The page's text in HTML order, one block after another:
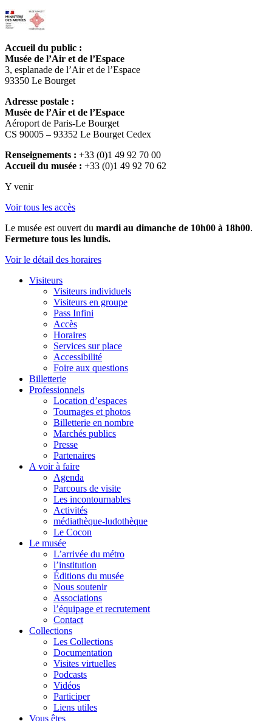
Accueil du public :
Musée de l’Air et de l’Espace
3, esplanade de l’Air et de l’Espace
93350 Le Bourget
Adresse postale :
Musée de l’Air et de l’Espace
Aéroport de Paris-Le Bourget
CS 90005 – 93352 Le Bourget Cedex
Renseignements : +33 (0)1 49 92 70 00
Accueil du musée : +33 (0)1 49 92 70 62
Y venir
Voir tous les accès
Le musée est ouvert du mardi au dimanche de 10h00 à 18h00.
Fermeture tous les lundis.
Voir le détail des horaires
Visiteurs
Visiteurs individuels
Visiteurs en groupe
Pass Infini
Accès
Horaires
Services sur place
Accessibilité
Foire aux questions
Billetterie
Professionnels
Location d’espaces
Tournages et photos
Billetterie en nombre
Marchés publics
Presse
Partenaires
A voir à faire
Agenda
Parcours de visite
Les incontournables
Activités
médiathèque-ludothèque
Le Cocon
Le musée
L’arrivée du métro
l’institution
Éditions du musée
Nous soutenir
Associations
l’équipage et recrutement
Contact
Collections
Les Collections
Documentation
Visites virtuelles
Podcasts
Vidéos
Participer
Liens utiles
Vous êtes